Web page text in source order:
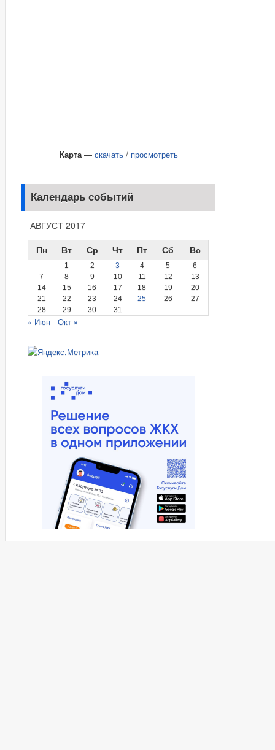
Карта — скачать / просмотреть
Календарь событий
АВГУСТ 2017
Пн
Вт Ср Чт Пт Сб Вс
1 2 3 4 5
6
7
8 9 10 11 12
13
14
15 16 17 18 19
20
21
22 23 24 25 26
27
28
29 30 31
« Июн Окт »